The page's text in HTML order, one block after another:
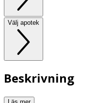
Välj apotek
Beskrivning